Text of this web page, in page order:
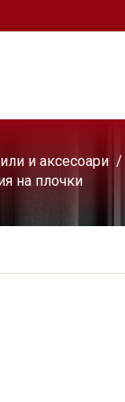
и аксесоари /
на плочки